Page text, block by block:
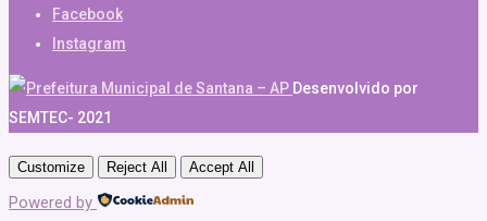
Facebook
Instagram
Desenvolvido por
SEMTEC- 2021
Customize Reject All Accept All
Powered by